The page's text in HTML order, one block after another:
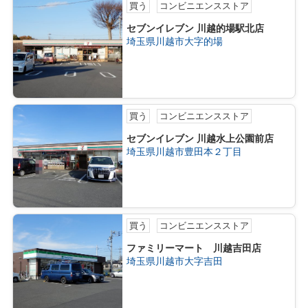
買う コンビニエンスストア
セブンイレブン 川越的場駅北店
埼玉県川越市大字的場
買う コンビニエンスストア
セブンイレブン 川越水上公園前店
埼玉県川越市豊田本２丁目
買う コンビニエンスストア
ファミリーマート 川越吉田店
埼玉県川越市大字吉田